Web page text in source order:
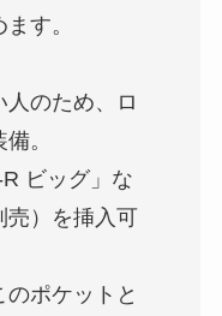
す。
のため、ロ
。
R ビッグ」な
売）を挿入可
のポケットと